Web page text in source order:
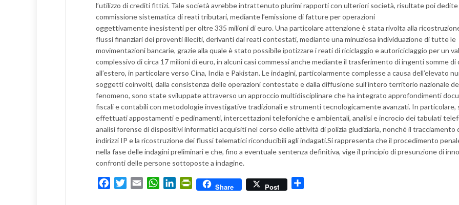
l’utilizzo di crediti fittizi. Tale società avrebbe intrattenuto plurimi rapporti con ulteriori società, risultate poi dedite
commissione sistematica di reati tributari, mediante l’emissione di fatture per operazioni
oggettivamente inesistenti per oltre 335 milioni di euro. Una particolare attenzione è stata rivolta alla
flussi finanziari dei proventi illeciti, derivanti dai reati contestati, mediante una minuziosa individuazione di tutte le
movimentazioni bancarie, grazie alla quale è stato possibile ipotizzare i reati di riciclaggio e autoriciclaggio per un
complessivo di circa 17 milioni di euro, in alcuni casi commessi anche mediante il trasferimento di ingenti somme di
all’estero, in particolare verso Cina, India e Pakistan. Le indagini, particolarmente complesse a causa dell’elevato
soggetti coinvolti, dalla consistenza delle operazioni contestate e dalla diffusione sull’intero territorio nazionale
fenomeno, sono state sviluppate attraverso un approccio multidisciplinare che ha integrato approfondimenti
fiscali e contabili con metodologie investigative tradizionali e strumenti tecnologicamente avanzati. In particolare,
effettuati appostamenti e pedinamenti, intercettazioni telefoniche e ambientali, analisi e incrocio dei tabulati
analisi forense di dispositivi informatici acquisiti nel corso delle attività di polizia giudiziaria, nonché il tracciamento
indirizzi IP e la ricostruzione dei flussi telematici riconducibili agli indagati.Si rappresenta che il procedimento
nella fase delle indagini preliminari e che, fino a eventuale sentenza definitiva, vige il principio di presunzione di
confronti delle persone sottoposte a indagine.
FacebookTwitterEmail WhatsApp
LinkedInPrintFriendly
Share Post